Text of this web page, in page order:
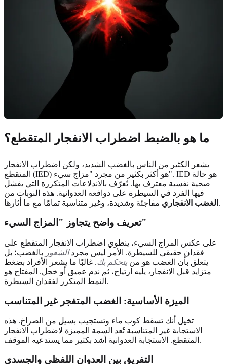
ما هو بالضبط اضطراب الانفجار المتقطع؟
يشعر الكثير من الناس بالغضب الشديد، ولكن اضطراب الانفجار
المتقطع (IED) هو أكثر بكثير من مجرد "مزاج سيء". IED هو حالة
صحية نفسية معترف بها. تُعرّف بالاندلاعات المتكررة التي يفشل
فيها الفرد في السيطرة على دوافعه العدوانية. هذه النوبات من
الغضب الانفجاري مفاجئة وشديدة، وغير متناسبة تمامًا مع ما أثارها.
تعريف واضح يتجاوز "المزاج السيء"
على عكس المزاج السيء، ينطوي اضطراب الانفجار المتقطع على
فقدان حقيقي للسيطرة. الأمر ليس مجردالشعور بالغضب؛ بل
يتعلق بأن الغضب هو من يتحكم بك. غالبًا ما يشعر الأفراد بضغط
متزايد قبل الانفجار، يليه ارتياح، ثم ندم عميق أو خجل. المفتاح هو
النمط المتكرر لفقدان السيطرة.
الميزة الأساسية: الغضب المتفجر غير المتناسب
تخيل أنك تسقط كوب ماء وتستجيب بسيل من الصراخ. هذه
الاستجابة غير المتناسبة تُعد السمة المميزة لاضطراب الانفجار
المتقطع. الاستجابة العدوانية أشد بكثير مما يستدعيه الموقف.
التفريق بين العدوان اللفظي والجسدي